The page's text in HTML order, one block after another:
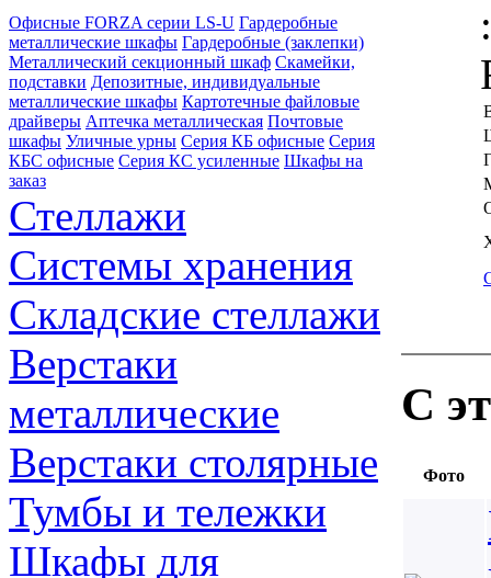
Офисные FORZA серии LS-U Гардеробные
металлические шкафы Гардеробные (заклепки)
Металлический секционный шкаф Скамейки,
подставки Депозитные, индивидуальные
металлические шкафы Картотечные файловые
драйверы Аптечка металлическая Почтовые
шкафы Уличные урны Серия КБ офисные Серия
КБС офисные Серия КC усиленные Шкафы на
заказ
Стеллажи
Системы хранения
Складские стеллажи
Верстаки
металлические
Верстаки столярные
Тумбы и тележки
Шкафы для
С
Фото